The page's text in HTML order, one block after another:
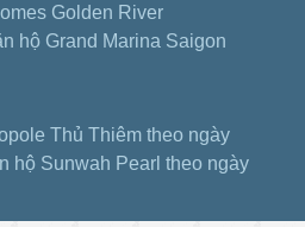
Golden River
hộ Grand Marina Saigon
Thủ Thiêm theo ngày
hộ Sunwah Pearl theo ngày